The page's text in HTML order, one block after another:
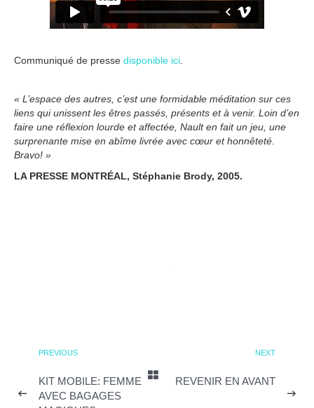
Communiqué de presse disponible ici
« L’espace des autres, c’est une formidable méditation sur ces
liens qui unissent les êtres passés, présents et à venir. Loin d’en
faire une réflexion lourde et affectée, Nault en fait un jeu, une
surprenante mise en abîme livrée avec cœur et honnêteté.
Bravo! »
LA PRESSE MONTRÉAL, Stéphanie Brody, 2005.
PREVIOUS
KIT MOBILE: FEMME
AVEC BAGAGES
NEXT
REVENIR EN AVANT